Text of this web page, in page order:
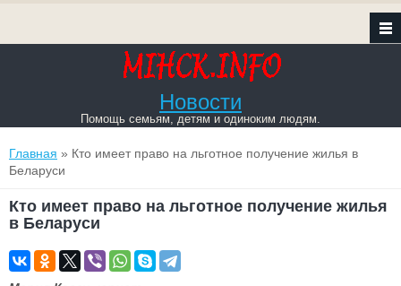
Новости
Помощь семьям, детям и одиноким людям.
Вы здесь
Главная » Кто имеет право на льготное получение жилья в
Беларуси
Кто имеет право на льготное получение жилья
в Беларуси